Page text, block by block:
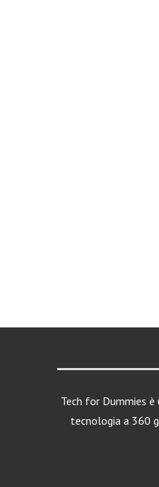
Tech for Dummies
tecnologia a 360